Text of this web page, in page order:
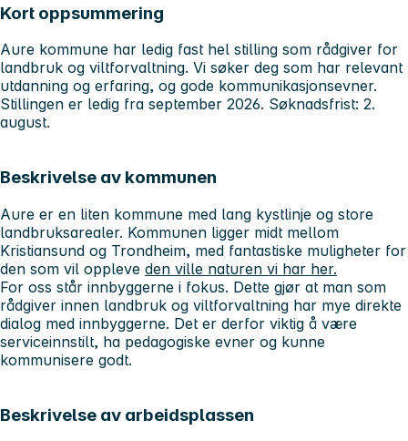
Kort oppsummering
Aure kommune har ledig fast hel stilling som rådgiver for
landbruk og viltforvaltning. Vi søker deg som har relevant
utdanning og erfaring, og gode kommunikasjonsevner.
Stillingen er ledig fra september 2026. Søknadsfrist: 2.
august.
Beskrivelse av kommunen
Aure er en liten kommune med lang kystlinje og store
landbruksarealer. Kommunen ligger midt mellom
Kristiansund og Trondheim, med fantastiske muligheter for
den som vil oppleve den ville naturen vi har her.
For oss står innbyggerne i fokus. Dette gjør at man som
rådgiver innen landbruk og viltforvaltning har mye direkte
dialog med innbyggerne. Det er derfor viktig å være
serviceinnstilt, ha pedagogiske evner og kunne
kommunisere godt.
Beskrivelse av arbeidsplassen